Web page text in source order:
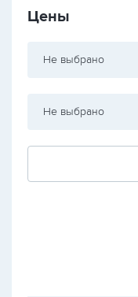
Цены
Не выбрано
Не выбрано